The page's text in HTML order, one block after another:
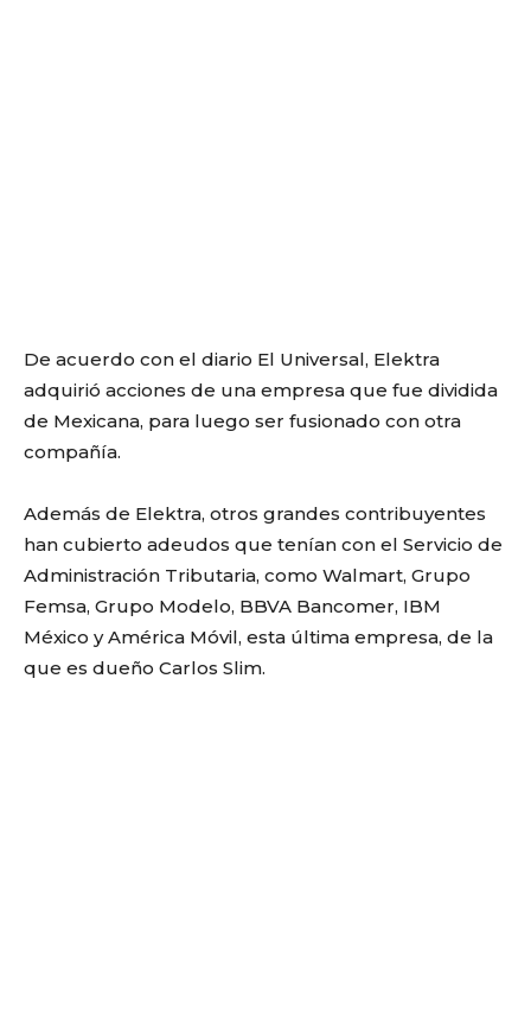
De acuerdo con el diario El Universal, Elektra
adquirió acciones de una empresa que fue dividida
de Mexicana, para luego ser fusionado con otra
compañía.
Además de Elektra, otros grandes contribuyentes
han cubierto adeudos que tenían con el Servicio de
Administración Tributaria, como Walmart, Grupo
Femsa, Grupo Modelo, BBVA Bancomer, IBM
México y América Móvil, esta última empresa, de la
que es dueño Carlos Slim.